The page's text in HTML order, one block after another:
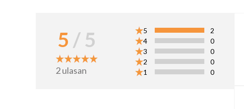
5 / 5
2ulasan
5
2
4
0
3
0
2
0
1
0